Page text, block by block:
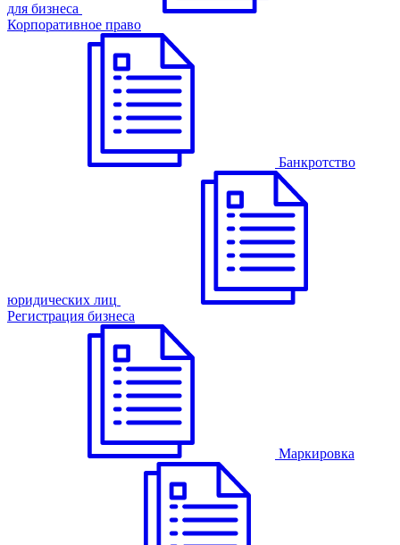
для бизнеса
Корпоративное право
Банкротство
юридических лиц
Регистрация бизнеса
Маркировка